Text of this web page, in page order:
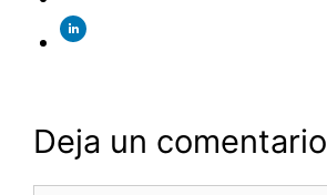
Deja un comentario